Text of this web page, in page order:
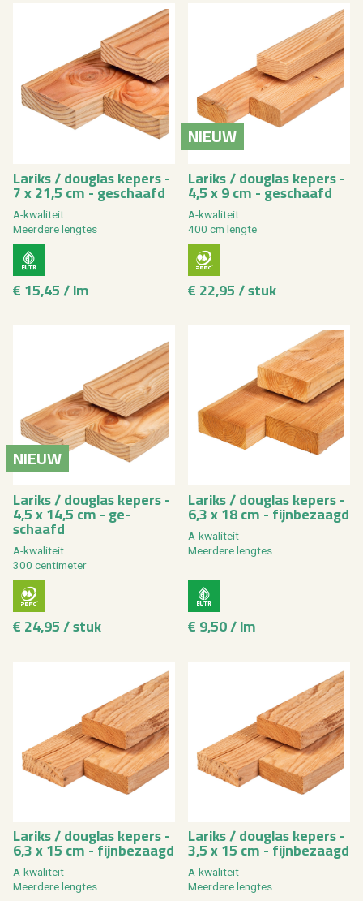
La­riks / dou­g­las ke­pers -
7 x 21,5 cm - ge­schaafd
A-kwa­li­teit
Meer­de­re leng­tes
€ 15,45 / lm
NIEUW
La­riks / dou­g­las ke­pers -
4,5 x 9 cm - ge­schaafd
A-kwa­li­teit
400 cm leng­te
€ 22,95 / stuk
NIEUW
La­riks / dou­g­las ke­pers -
4,5 x 14,5 cm - ge­
schaafd
A-kwa­li­teit
300 cen­ti­me­ter
€ 24,95 / stuk
La­riks / dou­g­las ke­pers -
6,3 x 18 cm - fijn­be­zaagd
A-kwa­li­teit
Meer­de­re leng­tes
€ 9,50 / lm
La­riks / dou­g­las ke­pers -
6,3 x 15 cm - fijn­be­zaagd
A-kwa­li­teit
Meer­de­re leng­tes
La­riks / dou­g­las ke­pers -
3,5 x 15 cm - fijn­be­zaagd
A-kwa­li­teit
Meer­de­re leng­tes